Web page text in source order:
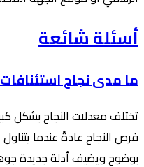
أسئلة شائعة
ما مدى نجاح استئنافات
تختلف معدلات النجاح بشكل
فرص النجاح عادةً عندما
بوضوح ويضيف أدلة جديدة